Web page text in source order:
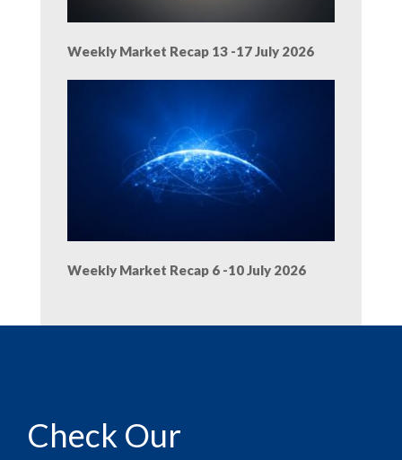
Weekly Market Recap 13 -17 July 2026
Weekly Market Recap 6 -10 July 2026
Check Our